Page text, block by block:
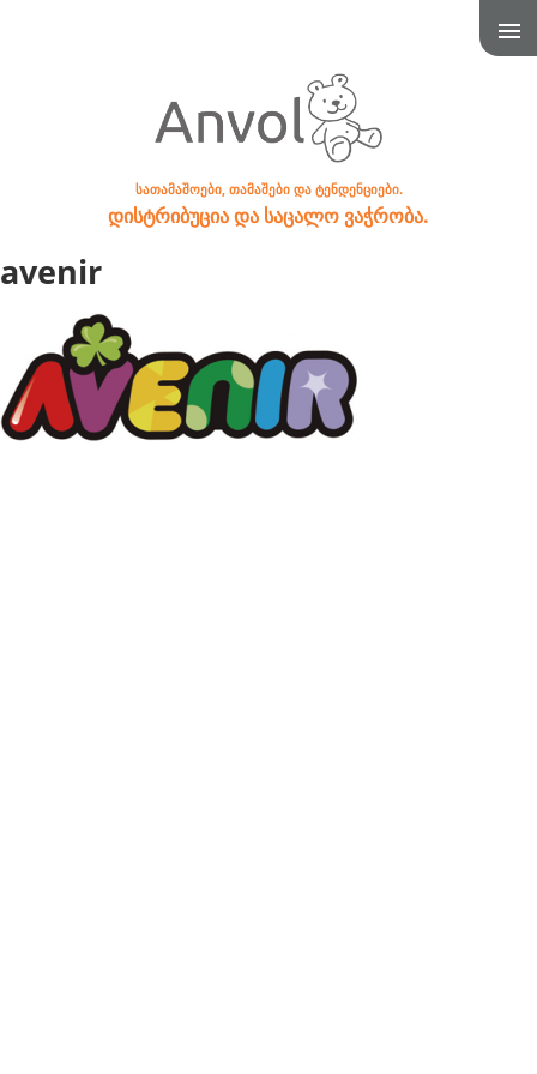
სათამაშოები, თამაშები და ტენდენციები.
დისტრიბუცია და საცალო ვაჭრობა.
avenir